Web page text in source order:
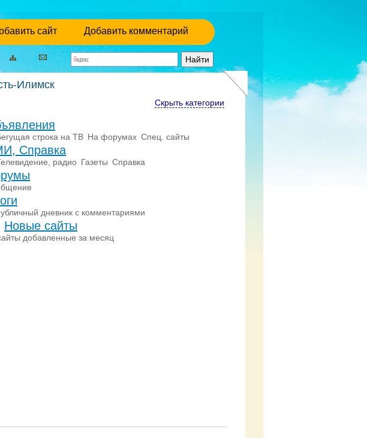
сайт Добавить комментарий
Илимск
Скрыть категории
строка на ТВ На форумах Спец. сайты
Справка
радио Газеты Справка
дневник с комментариями
Новые сайты
добавленные за месяц